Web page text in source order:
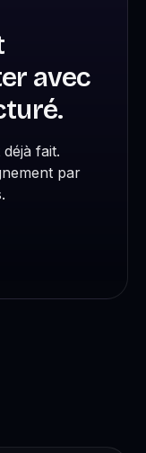
avec
fait.
par